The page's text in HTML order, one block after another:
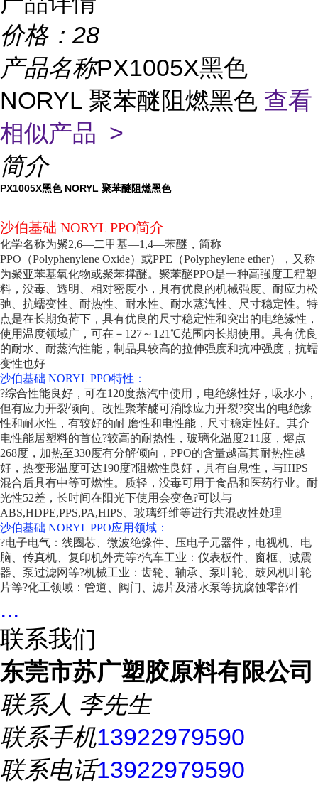
价格： 28
产品名称PX1005X黑色
NORYL 聚苯醚阻燃黑色 查看
相似产品 >
简介
PX1005X黑色 NORYL 聚苯醚阻燃黑色
沙伯基础 NORYL PPO简介
化学名称为聚2,6—二甲基—1,4—苯醚，简称
PPO（Polyphenylene Oxide）或PPE（Polypheylene ether），又称
为聚亚苯基氧化物或聚苯撑醚。聚苯醚PPO是一种高强度工程塑
料，没毒、透明、相对密度小，具有优良的机械强度、耐应力松
弛、抗蠕变性、耐热性、耐水性、耐水蒸汽性、尺寸稳定性。特
点是在长期负荷下，具有优良的尺寸稳定性和突出的电绝缘性，
使用温度领域广，可在－127～121℃范围内长期使用。具有优良
的耐水、耐蒸汽性能，制品具较高的拉伸强度和抗冲强度，抗蠕
变性也好
沙伯基础 NORYL PPO特性：
?综合性能良好，可在120度蒸汽中使用，电绝缘性好，吸水小，
但有应力开裂倾向。改性聚苯醚可消除应力开裂?突出的电绝缘
性和耐水性，有较好的耐 磨性和电性能，尺寸稳定性好。其介
电性能居塑料的首位?较高的耐热性，玻璃化温度211度，熔点
268度，加热至330度有分解倾向，PPO的含量越高其耐热性越
好，热变形温度可达190度?阻燃性良好，具有自息性，与HIPS
混合后具有中等可燃性。质轻，没毒可用于食品和医药行业。耐
光性52差，长时间在阳光下使用会变色?可以与
ABS,HDPE,PPS,PA,HIPS、玻璃纤维等进行共混改性处理
沙伯基础 NORYL PPO应用领域：
?电子电气：线圈芯、微波绝缘件、压电子元器件，电视机、电
脑、传真机、复印机外壳等?汽车工业：仪表板件、窗框、减震
器、泵过滤网等?机械工业：齿轮、轴承、泵叶轮、鼓风机叶轮
片等?化工领域：管道、阀门、滤片及潜水泵等抗腐蚀零部件
...
联系我们
东莞市苏广塑胶原料有限公司
联系人 李先生
联系手机13922979590
联系电话13922979590